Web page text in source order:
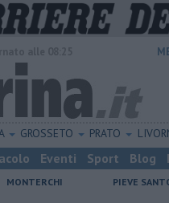
GROSSETO PRATO
Eventi Sport Blog
MONTERCHI PIEVE